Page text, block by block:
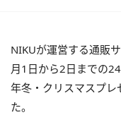
NIKUが運営する通販
月1日から2日までの
年冬・クリスマスプ
た。